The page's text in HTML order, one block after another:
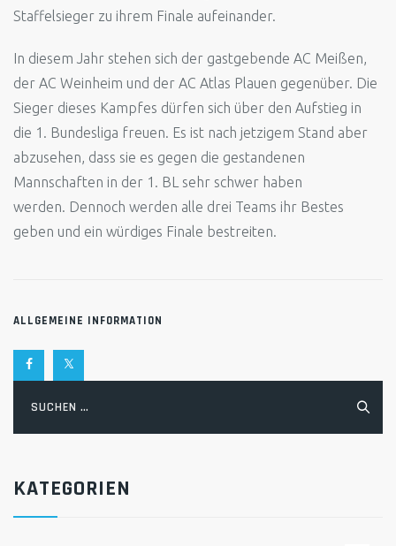
Staffelsieger zu ihrem Finale aufeinander.
In diesem Jahr stehen sich der gastgebende AC Meißen,
der AC Weinheim und der AC Atlas Plauen gegenüber. Die
Sieger dieses Kampfes dürfen sich über den Aufstieg in
die 1. Bundesliga freuen. Es ist nach jetzigem Stand aber
abzusehen, dass sie es gegen die gestandenen
Mannschaften in der 1. BL sehr schwer haben
werden. Dennoch werden alle drei Teams ihr Bestes
geben und ein würdiges Finale bestreiten.
ALLGEMEINE INFORMATION
nach:
KATEGORIEN